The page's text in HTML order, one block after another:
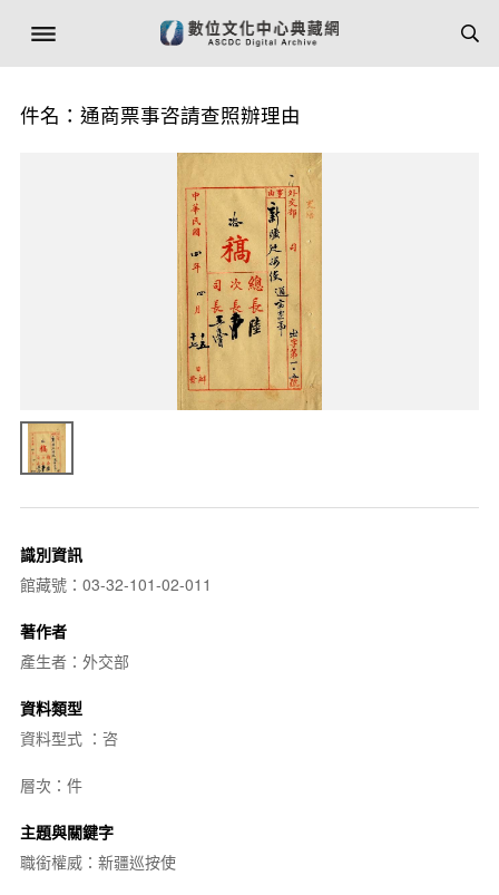
件名：通商票事咨請查照辦理由
識別資訊
館藏號：03-32-101-02-011
著作者
產生者：外交部
資料類型
資料型式 ：咨
層次：件
主題與關鍵字
職銜權威：新疆巡按使